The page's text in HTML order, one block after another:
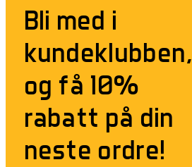
Bli med i
kundeklubben,
og få 10%
rabatt på din
neste ordre!